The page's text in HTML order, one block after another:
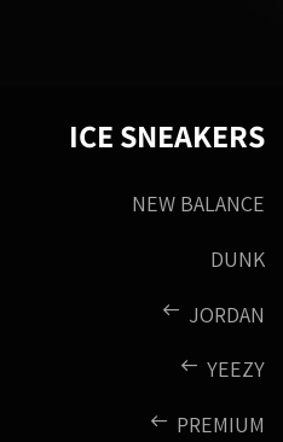
ICE SNEAKERS
NEW BALANCE
DUNK
JORDAN
YEEZY
PREMIUM